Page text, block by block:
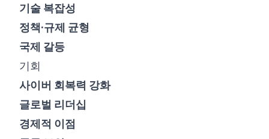
기술 복잡성
정책·규제 균형
국제 갈등
기회
사이버 회복력 강화
글로벌 리더십
경제적 이점